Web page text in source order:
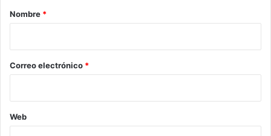
r
*
Nombre *
Correo electrónico *
Web